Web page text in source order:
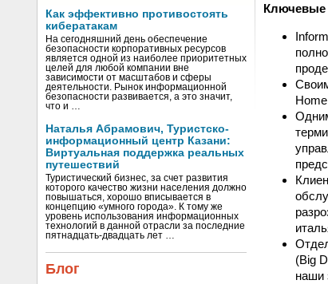
Как эффективно противостоять
кибератакам
На сегодняшний день обеспечение
безопасности корпоративных ресурсов
является одной из наиболее приоритетных
целей для любой компании вне
зависимости от масштабов и сферы
деятельности. Рынок информационной
безопасности развивается, а это значит,
что и …
Наталья Абрамович, Туристско-
информационный центр Казани:
Виртуальная поддержка реальных
путешествий
Туристический бизнес, за счет развития
которого качество жизни населения должно
повышаться, хорошо вписывается в
концепцию «умного города». К тому же
уровень использования информационных
технологий в данной отрасли за последние
пятнадцать-двадцать лет …
Блог
Ключевые
(Big
наши